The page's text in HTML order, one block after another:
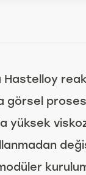
görsel
yüksek